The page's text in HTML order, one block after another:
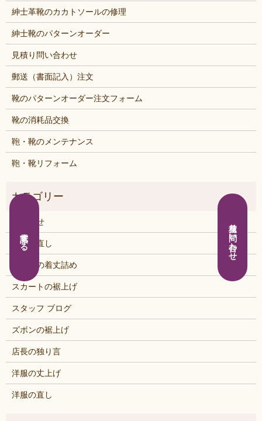
紳士革靴のカカトソールの修理
紳士靴のパターンオーダー
見積り問い合わせ
郵送（書面記入）注文
靴のパターンオーダー注文フォーム
靴の消耗品交換
鞄・靴のメンテナンス
鞄・靴リフォーム
お知らせ
くつの直し
シャツの着丈詰め
スカートの裾上げ
スタッフ ブログ
ズボンの裾上げ
店長の独り言
洋服の丈上げ
洋服の直し
電話する 見積り問い合わせ